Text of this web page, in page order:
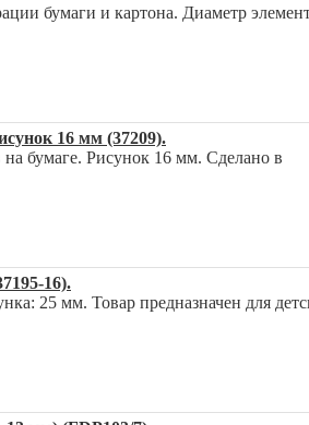
бумаги и картона. Диаметр
16 мм (37209).
бумаге. Рисунок 16 мм. Сделано в
16).
25 мм. Товар предназначен для